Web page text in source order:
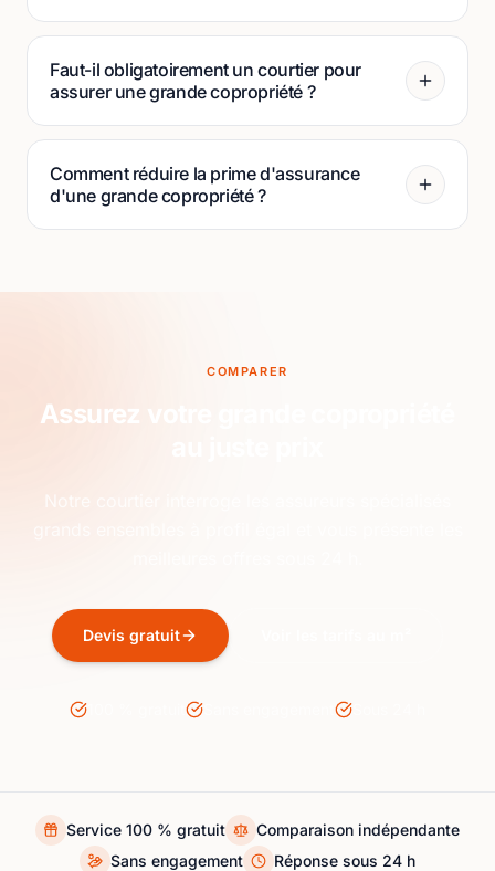
Faut-il obligatoirement un courtier pour
assurer une grande copropriété ?
Comment réduire la prime d'assurance
d'une grande copropriété ?
COMPARER
Assurez votre grande copropriété
Devis gratuit
Service 100 % gratuit
Comparaison indépendante
Sans engagement
Réponse sous 24 h